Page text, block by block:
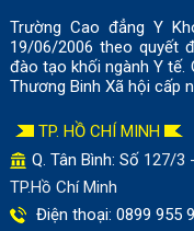
Trường Cao đẳng Y
19/06/2006 theo quyết
đào tạo khối ngành Y tế.
Thương Binh Xã hội cấp
TP. HỒ CHÍ MINH
Q. Tân Bình: Số 127/3
TP.Hồ Chí Minh
Điện thoại: 0899 955